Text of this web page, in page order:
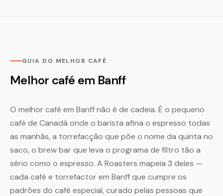
GUIA DO MELHOR CAFÉ
Melhor café em Banff
O melhor café em Banff não é de cadeia. É o pequeno
café de Canadá onde o barista afina o espresso todas
as manhãs, a torrefacção que põe o nome da quinta no
saco, o brew bar que leva o programa de filtro tão a
sério como o espresso. A Roasters mapeia 3 deles —
cada café e torrefactor em Banff que cumpre os
padrões do café especial, curado pelas pessoas que